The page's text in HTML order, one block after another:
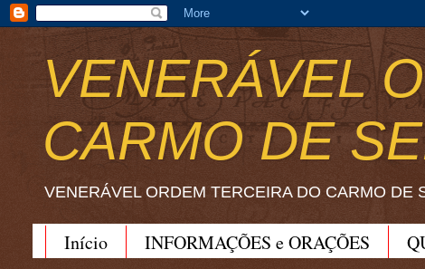
VENERÁVEL
CARMO DE
VENERÁVEL ORDEM TERCEIRA DO CARMO
Início INFORMAÇÕES e ORAÇÕES